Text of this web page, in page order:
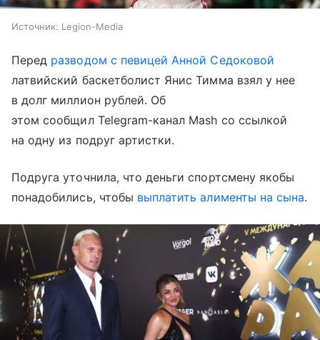
Источник: Legion-Media
Перед разводом с певицей Анной Седоковой
латвийский баскетболист Янис Тимма взял у нее
в долг миллион рублей. Об
этом сообщил Telegram-канал Mash со ссылкой
на одну из подруг артистки.
Подруга уточнила, что деньги спортсмену якобы
понадобились, чтобы выплатить алименты на сына.